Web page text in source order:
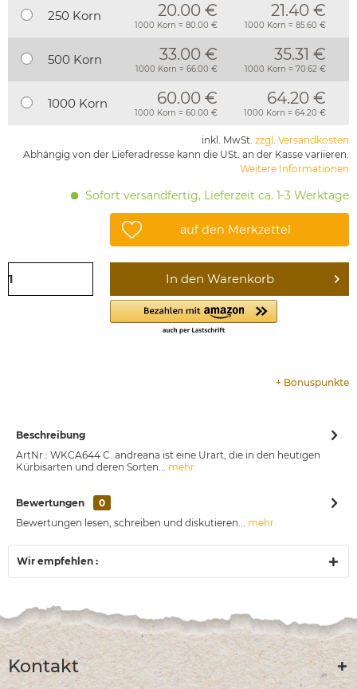
250 Korn 20.00 €
1000 Korn = 80.00 €
21.40 €
1000 Korn = 85.60 €
500 Korn 33.00 €
1000 Korn = 66.00 €
35.31 €
1000 Korn = 70.62 €
1000 Korn 60.00 €
1000 Korn = 60.00 €
64.20 €
1000 Korn = 64.20 €
inkl. MwSt. zzgl. Versandkosten
Abhängig von der Lieferadresse kann die USt. an der Kasse variieren.
Weitere Informationen
Sofort versandfertig, Lieferzeit ca. 1-3 Werktage
auf den Merkzettel
In den Warenkorb
+ Bonuspunkte
Beschreibung
ArtNr.: WKCA644 C. andreana ist eine Urart, die in den heutigen
Kürbisarten und deren Sorten... mehr
Bewertungen
0
Bewertungen lesen, schreiben und diskutieren... mehr
Wir empfehlen :
Kontakt